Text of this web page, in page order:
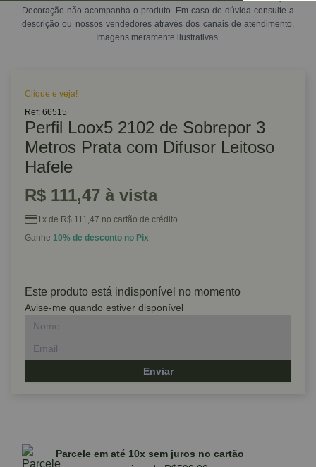
Decoração não acompanha o produto. Em caso de dúvida consulte a
descrição ou nossos vendedores através dos canais de atendimento.
Imagens meramente ilustrativas.
Clique e veja!
Ref: 66515
Perfil Loox5 2102 de Sobrepor 3
Metros Prata com Difusor Leitoso
Hafele
R$ 111,47 à vista
1x de R$ 111,47 no cartão de crédito
Ganhe 10% de desconto no Pix
Este produto está indisponível no momento
Avise-me quando estiver disponível
Enviar
Parcele em até 10x sem juros no cartão